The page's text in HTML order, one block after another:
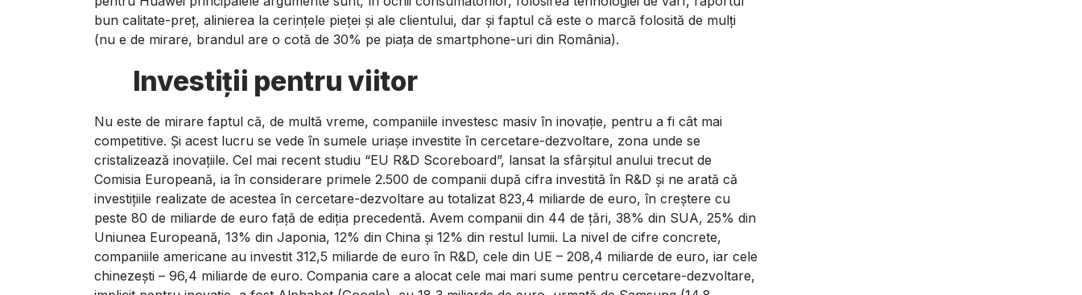
bun calitate-preț, alinierea la cerințele pieței și ale clientului, dar și faptul că este o marcă folosită de mulți
(nu e de mirare, brandul are o cotă de 30% pe piața de smartphone-uri din România).
Investiții pentru viitor
Nu este de mirare faptul că, de multă vreme, companiile investesc masiv în inovație, pentru a fi cât mai
competitive. Și acest lucru se vede în sumele uriașe investite în cercetare-dezvoltare, zona unde se
cristalizează inovațiile. Cel mai recent studiu “EU R&D Scoreboard”, lansat la sfârșitul anului trecut de
Comisia Europeană, ia în considerare primele 2.500 de companii după cifra investită în R&D și ne arată că
investițiile realizate de acestea în cercetare-dezvoltare au totalizat 823,4 miliarde de euro, în creștere cu
peste 80 de miliarde de euro față de ediția precedentă. Avem companii din 44 de țări, 38% din SUA, 25% din
Uniunea Europeană, 13% din Japonia, 12% din China și 12% din restul lumii. La nivel de cifre concrete,
companiile americane au investit 312,5 miliarde de euro în R&D, cele din UE – 208,4 miliarde de euro, iar cele
chinezești – 96,4 miliarde de euro. Compania care a alocat cele mai mari sume pentru cercetare-dezvoltare,